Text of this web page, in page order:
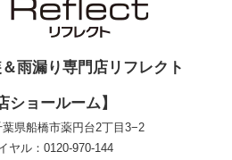
雨漏り専門店リフレクト
ショールーム】
県船橋市薬円台2丁目3−2
ヤル：0120-970-144